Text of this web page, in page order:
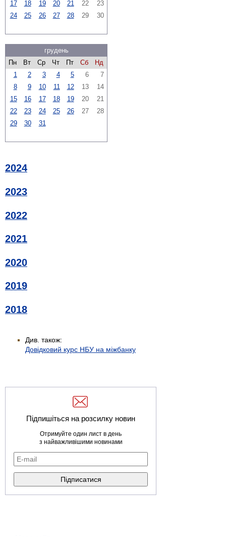
17 18 19 20 21 22
23
24
25 26 27 28 29 30
грудень
Пн
Вт Ср Чт Пт Сб
Нд
1
2 3 4 5 6
7
8
9 10 11 12 13
14
15
16 17 18 19 20
21
22
23 24 25 26 27
28
29
30 31
2024
2023
2022
2021
2020
2019
2018
Див. також:
Довідковий курс НБУ на міжбанку
Підпишіться на розсилку новин
Отримуйте один лист в день
з найважливішими новинами